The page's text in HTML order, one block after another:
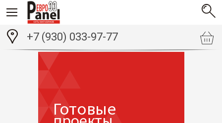
+7 (930) 033-97-77
Готовые